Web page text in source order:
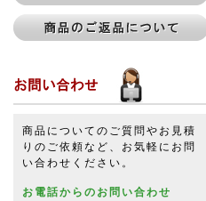
商品についてのご質問やお見積
りのご依頼など、お気軽にお問
い合わせください。
お電話からのお問い合わせ